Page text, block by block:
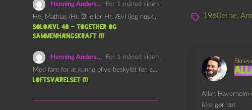
1960erne,
Allan Haverholm
ikke gør det.
Henning Andersen
For 1 måned siden
Hej Mathias (Hr. Øl eller Hr. Ævl (jeg husker ikke…
Soloævl 40 – Together og
sammenhængskraft (1)
Henning Andersen
For 1 måned siden
Med fare for at kunne blive beskyldt for, at være…
Loftsværelset (1)